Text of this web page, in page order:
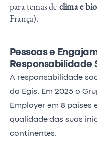
para temas de clima e
França).
Pessoas e
Responsabilidade
A responsabilidade
da Egis. Em 2025 o
Employer em 8 países
qualidade das suas
continentes.